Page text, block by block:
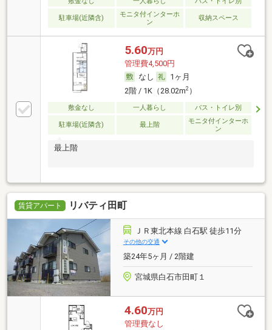
駐車場(近隣含)
モニタ付インターホ
ン
収納スペース
5.60万円
管理費4,500円
なし
1ヶ月
2階 / 1K（28.02m2）
敷金なし 一人暮らし バス・トイレ別
駐車場(近隣含) 最上階
モニタ付インターホ
ン
最上階
賃貸アパート リバティ田町
ＪＲ東北本線 白石駅 徒歩11分
その他の交通
築24年5ヶ月 / 2階建
宮城県白石市田町１
4.60万円
管理費なし